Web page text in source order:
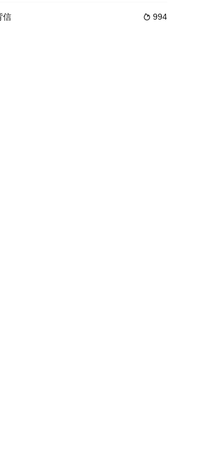
男人，跟男人玩双飞
的悲剧作家根岸 kichitaro，
是一名普通的高中二年级男生，很早之前，母亲仁子（田
。随着调查深入，侦
Red sizzle in a st
音、妹妹舞一起生活的照屋踊，憧憬舞蹈学校的丽莎，开
妹妹瑞音时，瑞真孤
“娘娘索命”等一连串妖异事件，张天盛虽被种种诡怪
件，勘案过程中，牵引出“婴胎报仇”，“娘娘索命”等一连
 994
信